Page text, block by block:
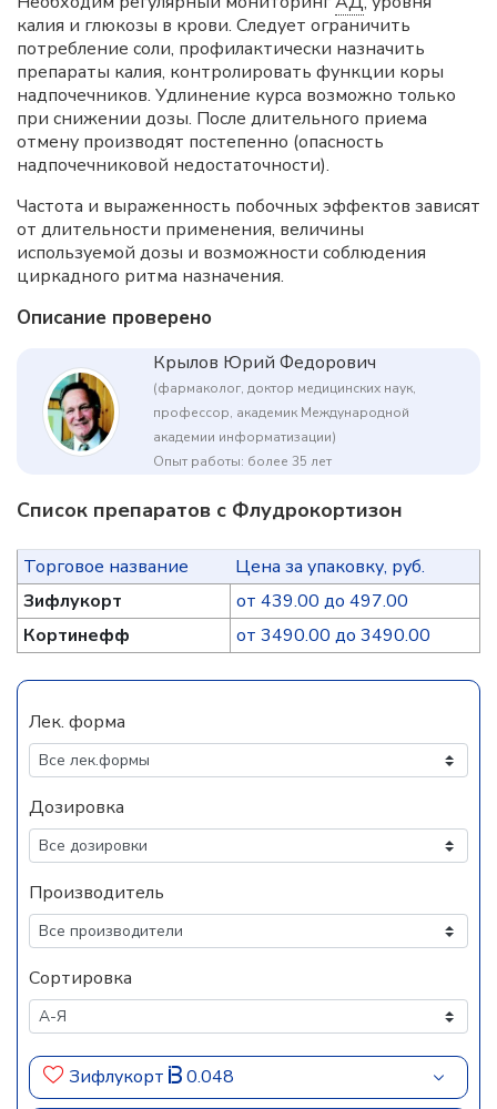
калия и глюкозы в крови. Следует ограничить
потребление соли, профилактически назначить
препараты калия, контролировать функции коры
надпочечников. Удлинение курса возможно только
при снижении дозы. После длительного приема
отмену производят постепенно (опасность
надпочечниковой недостаточности).
Частота и выраженность побочных эффектов зависят
от длительности применения, величины
используемой дозы и возможности соблюдения
циркадного ритма назначения.
Описание проверено
Крылов Юрий Федорович
(фармаколог, доктор медицинских наук,
профессор, академик Международной
академии информатизации)
Опыт работы: более 35 лет
Список препаратов с Флудрокортизон
Торговое название
Цена за упаковку, руб.
Зифлукорт
от 439.00 до 497.00
Кортинефф
от 3490.00 до 3490.00
Лек. форма
Дозировка
Производитель
Сортировка
Зифлукорт 0.048